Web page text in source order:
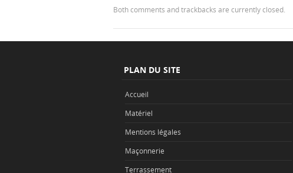
Both comments and trackbacks are currently closed.
PLAN DU SITE
Accueil
Matériel
Mentions légales
Maçonnerie
Terrassement